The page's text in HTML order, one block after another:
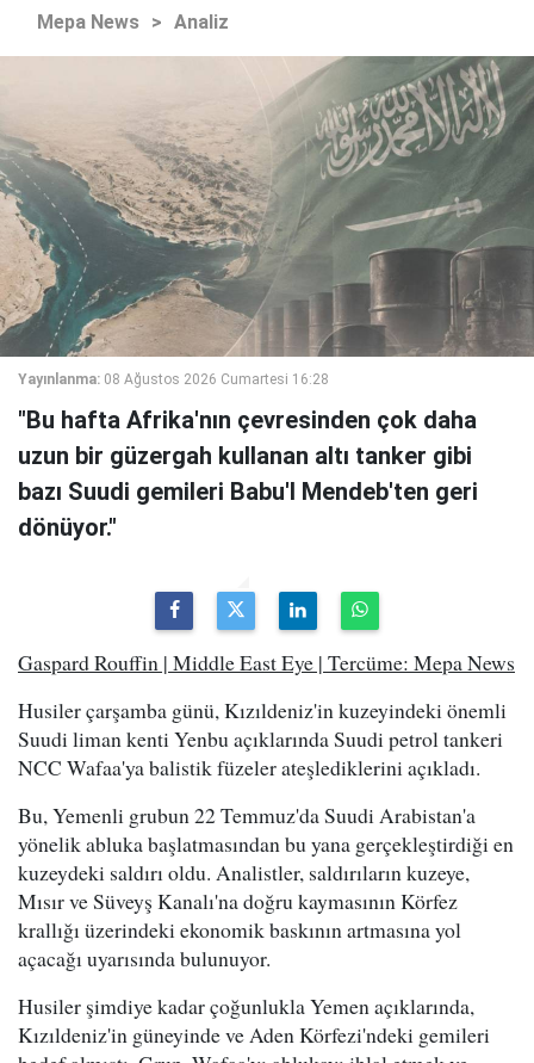
Mepa News > Analiz
Yayınlanma: 08 Ağustos 2026 Cumartesi 16:28
"Bu hafta Afrika'nın çevresinden çok daha
uzun bir güzergah kullanan altı tanker gibi
bazı Suudi gemileri Babu'l Mendeb'ten geri
dönüyor."
Gaspard Rouffin | Middle East Eye | Tercüme: Mepa News
Husiler çarşamba günü, Kızıldeniz'in kuzeyindeki önemli
Suudi liman kenti Yenbu açıklarında Suudi petrol tankeri
NCC Wafaa'ya balistik füzeler ateşlediklerini açıkladı.
Bu, Yemenli grubun 22 Temmuz'da Suudi Arabistan'a
yönelik abluka başlatmasından bu yana gerçekleştirdiği en
kuzeydeki saldırı oldu. Analistler, saldırıların kuzeye,
Mısır ve Süveyş Kanalı'na doğru kaymasının Körfez
krallığı üzerindeki ekonomik baskının artmasına yol
açacağı uyarısında bulunuyor.
Husiler şimdiye kadar çoğunlukla Yemen açıklarında,
Kızıldeniz'in güneyinde ve Aden Körfezi'ndeki gemileri